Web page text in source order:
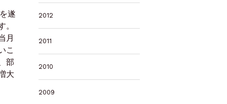
遂
月
こ
部
大
2012
2011
2010
2009